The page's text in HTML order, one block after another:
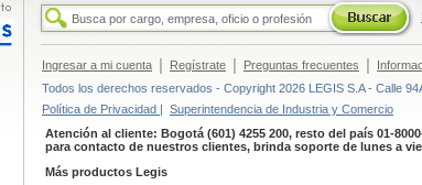
Ingresar a mi cuenta | Regístrate | Preguntas frecuentes |
Todos los derechos reservados - Copyright 2026 LEGIS S.A - Calle
Política de Privacidad | Superintendencia de Industria y Comercio
Atención al cliente: Bogotá (601) 4255 200, resto del país 01-
para contacto de nuestros clientes, brinda soporte de lunes a
Más productos Legis